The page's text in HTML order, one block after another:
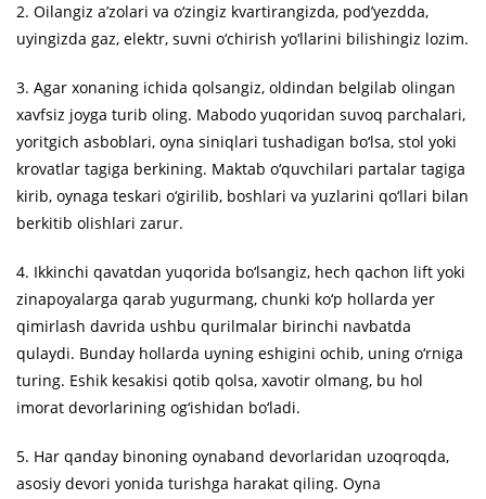
2. Oilangiz a’zolari va o‘zingiz kvartirangizda, pod’yezdda,
uyingizda gaz, elektr, suvni o‘chirish yo‘llarini bilishingiz lozim.
3. Agar xonaning ichida qolsangiz, oldindan belgilab olingan
xavfsiz joyga turib oling. Mabodo yuqoridan suvoq parchalari,
yoritgich asboblari, oyna siniqlari tushadigan bo‘lsa, stol yoki
krovatlar tagiga berkining. Maktab o‘quvchilari partalar tagiga
kirib, oynaga teskari o‘girilib, boshlari va yuzlarini qo‘llari bilan
berkitib olishlari zarur.
4. Ikkinchi qavatdan yuqorida bo‘lsangiz, hech qachon lift yoki
zinapoyalarga qarab yugurmang, chunki ko‘p hollarda yer
qimirlash davrida ushbu qurilmalar birinchi navbatda
qulaydi. Bunday hollarda uyning eshigini ochib, uning o‘rniga
turing. Eshik kesakisi qotib qolsa, xavotir olmang, bu hol
imorat devorlarining og‘ishidan bo‘ladi.
5. Har qanday binoning oynaband devorlaridan uzoqroqda,
asosiy devori yonida turishga harakat qiling. Oyna